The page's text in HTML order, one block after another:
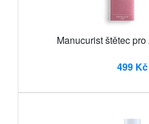
Manucurist štětec
499 Kč